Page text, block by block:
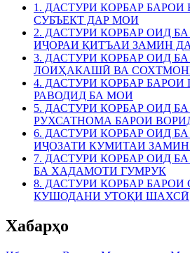
1. ДАСТУРИ КОРБАР
СУБЪЕКТ ДАР МОИ
2. ДАСТУРИ КОРБАР ОИД
ИҶОРАИ ҚИТЪАИ ЗАМИН
3. ДАСТУРИ КОРБАР ОИД
ЛОИҲАКАШӢ ВА
4. ДАСТУРИ КОРБАР
РАВОДИД БА МОИ
5. ДАСТУРИ КОРБАР ОИД
РУХСАТНОМА БАРОИ
6. ДАСТУРИ КОРБАР ОИД
ИҶОЗАТИ КУМИТАИ
7. ДАСТУРИ КОРБАР ОИД
БА ХАДАМОТИ ГУМРУК
8. ДАСТУРИ КОРБАР
КУШОДАНИ УТОҚИ ШАХСӢ
Хабарҳо